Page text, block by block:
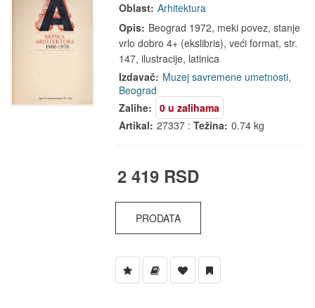
Oblast: Arhitektura
Opis: Beograd 1972, meki povez, stanje
vrlo dobro 4+ (ekslibris), veći format, str.
147, ilustracije, latinica
Izdavač: Muzej savremene umetnosti,
Beograd
Zalihe:
0 u zalihama
Artikal: 27337 :Težina: 0.74 kg
2 419 RSD
PRODATA